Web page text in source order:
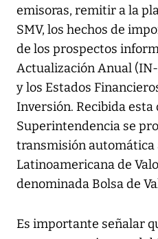
emisoras, remitir a la
SMV, los hechos de
de los prospectos
Actualización Anual
y los Estados
Inversión. Recibida
Superintendencia se
transmisión automática
Latinoamericana de
denominada Bolsa de
Es importante señalar